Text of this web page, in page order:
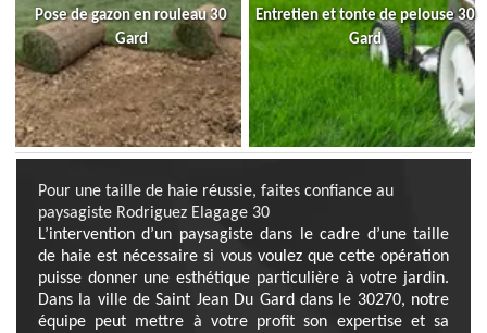
Pose de gazon en rouleau 30
Gard
Entretien et tonte de pelouse 30
Gard
Pour une taille de haie réussie, faites confiance au
paysagiste Rodriguez Elagage 30
L’intervention d’un paysagiste dans le cadre d’une taille
de haie est nécessaire si vous voulez que cette opération
puisse donner une esthétique particulière à votre jardin.
Dans la ville de Saint Jean Du Gard dans le 30270, notre
équipe peut mettre à votre profit son expertise et sa